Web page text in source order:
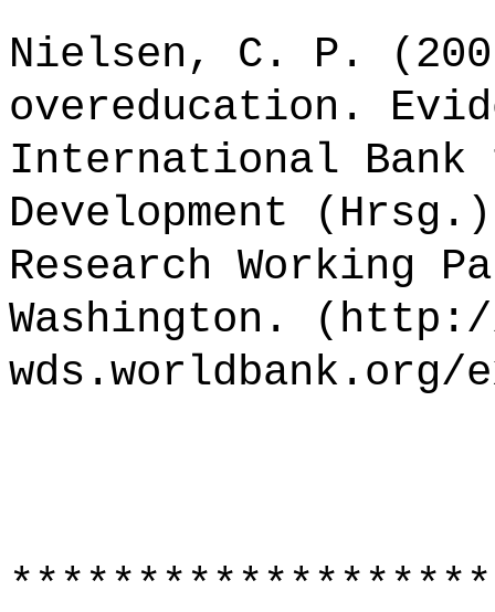
Nielsen, C. P.
overeducation.
International Bank
Development
Research Working
Washington. (http://
wds.worldbank.org/